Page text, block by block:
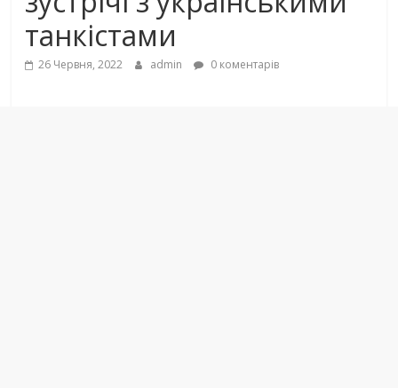
танкістами
26 Червня, 2022 admin 0 коментарів